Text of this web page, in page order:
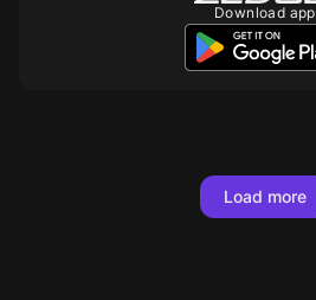
Download app
Load more